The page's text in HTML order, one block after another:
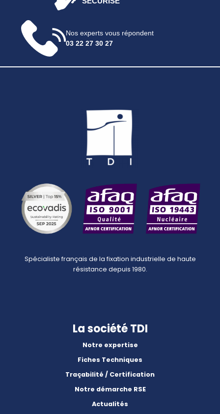
Nos experts vous répondent
03 22 27 30 27
Spécialiste français de la fixation industrielle de haute
résistance depuis 1980.
La société TDI
Notre expertise
Fiches Techniques
Traçabilité / Certification
Notre démarche RSE
Actualités